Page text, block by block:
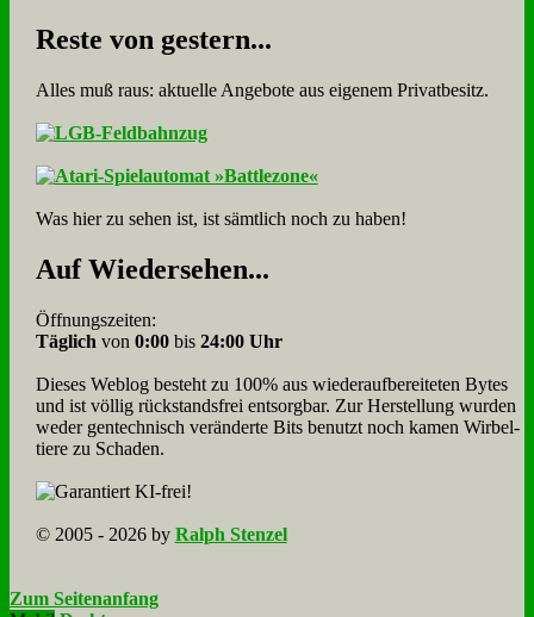
Re­ste von ge­stern...
Alles muß raus: aktuelle An­ge­bo­te aus eigenem Privatbesitz.
Was hier zu sehen ist, ist sämt­lich noch zu haben!
Auf Wie­der­se­hen...
Öffnungszeiten:
Täglich von 0:00bis 24:00 Uhr
Dieses Weblog besteht zu 100% aus wie­der­auf­bereite­ten Bytes
und ist völlig rück­stands­frei ent­sorg­bar. Zur Herstellung wurden
weder gen­tech­nisch veränderte Bits benutzt noch kamen Wir­bel­
tiere zu Scha­den.
© 2005 - 2026 by Ralph Stenzel
Zum Seitenanfang